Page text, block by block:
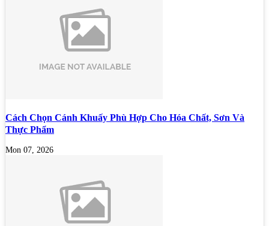
Cách Chọn Cánh Khuấy Phù Hợp Cho Hóa Chất, Sơn Và
Thực Phẩm
Mon 07, 2026